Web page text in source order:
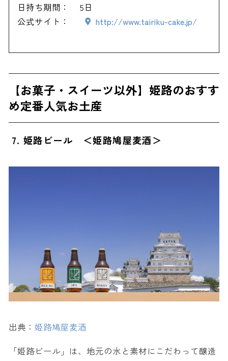
日持ち期間：
5日
公式サイト：
http://www.tairiku-cake.jp/
【お菓子・スイーツ以外】姫路のおすす
め定番人気お土産
7. 姫路ビール ＜姫路鳩屋麦酒＞
出典： 姫路鳩屋麦酒
「姫路ビール」は、地元の水と素材にこだわって醸造